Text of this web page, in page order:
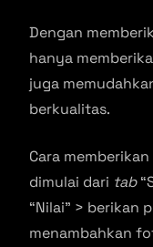
Dengan
hanya
juga
berkualitas.
Cara
dimulai dari tab
“Nilai” > berikan
menambahkan